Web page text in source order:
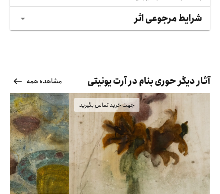
شرایط مرجوعی اثر
آثار دیگر حوری بنام در آرت یونیتی مشاهده همه
جهت خرید تماس بگیرید